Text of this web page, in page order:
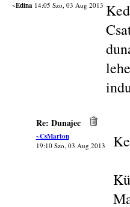
~Edina14:05 Szo, 03 Aug 2013
Re: Dunajec
~CsMarton
19:10 Szo, 03 Aug 2013